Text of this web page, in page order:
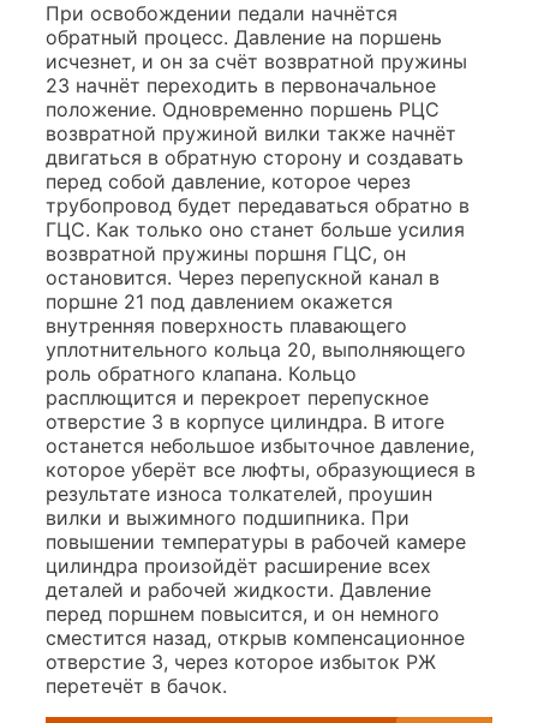
При освобождении педали начнётся
обратный процесс. Давление на поршень
исчезнет, и он за счёт возвратной пружины
23 начнёт переходить в первоначальное
положение. Одновременно поршень РЦС
возвратной пружиной вилки также начнёт
двигаться в обратную сторону и создавать
перед собой давление, которое через
трубопровод будет передаваться обратно в
ГЦС. Как только оно станет больше усилия
возвратной пружины поршня ГЦС, он
остановится. Через перепускной канал в
поршне 21 под давлением окажется
внутренняя поверхность плавающего
уплотнительного кольца 20, выполняющего
роль обратного клапана. Кольцо
расплющится и перекроет перепускное
отверстие 3 в корпусе цилиндра. В итоге
останется небольшое избыточное давление,
которое уберёт все люфты, образующиеся в
результате износа толкателей, проушин
вилки и выжимного подшипника. При
повышении температуры в рабочей камере
цилиндра произойдёт расширение всех
деталей и рабочей жидкости. Давление
перед поршнем повысится, и он немного
сместится назад, открыв компенсационное
отверстие 3, через которое избыток РЖ
перетечёт в бачок.